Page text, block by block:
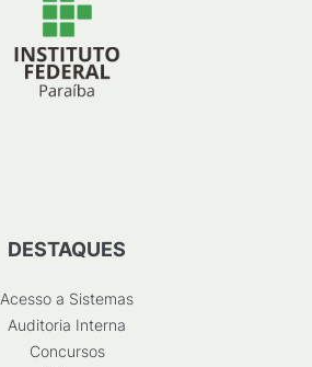
DESTAQUES
Acesso a Sistemas
Auditoria Interna
Concursos